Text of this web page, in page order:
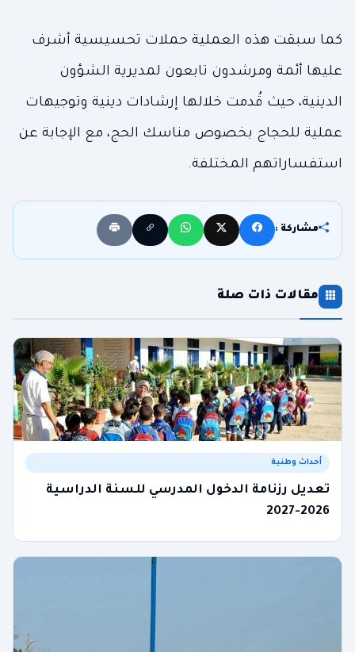
كما سبقت هذه العملية حملات تحسيسية أشرف
عليها أئمة ومرشدون تابعون لمديرية الشؤون
الدينية، حيث قُدمت خلالها إرشادات دينية وتوجيهات
عملية للحجاج بخصوص مناسك الحج، مع الإجابة عن
استفساراتهم المختلفة.
مشاركة :
مقالات ذات صلة
أحداث وطنية
تعديل رزنامة الدخول المدرسي للسنة الدراسية
2026-2027